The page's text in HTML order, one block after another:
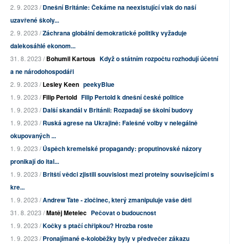
2. 9. 2023 /Dnešní Británie: Čekáme na neexistující vlak do naší
uzavřené školy...
2. 9. 2023 /Záchrana globální demokratické politiky vyžaduje
dalekosáhlé ekonom...
31. 8. 2023 /Bohumil Kartous Když o státním rozpočtu rozhodují účetní
a ne národohospodáři
2. 9. 2023 /Lesley Keen peekyBlue
1. 9. 2023 /Filip Pertold Filip Pertold k dnešní české politice
1. 9. 2023 /Další skandál v Británii: Rozpadají se školní budovy
1. 9. 2023 /Ruská agrese na Ukrajině: Falešné volby v nelegálně
okupovaných ...
1. 9. 2023 /Úspěch kremelské propagandy: proputinovské názory
pronikají do ital...
1. 9. 2023 /Britští vědci zjistili souvislost mezi proteiny souvisejícími s
kre...
1. 9. 2023 /Andrew Tate - zločinec, který zmanipuluje vaše děti
31. 8. 2023 /Matěj Metelec Pečovat o budoucnost
1. 9. 2023 /Kočky s ptačí chřipkou? Hrozba roste
1. 9. 2023 /Pronajímané e-koloběžky byly v předvečer zákazu